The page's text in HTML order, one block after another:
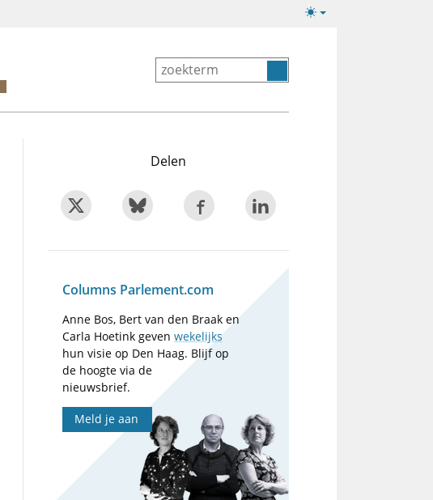
Lichte/donkere
Delen
Columns Parlement.com
Anne Bos, Bert van den Braak en
Carla Hoetink gevenwekelijks
hun visie op Den Haag. Blijf op
de hoogte via de
nieuwsbrief.
Meld je aan